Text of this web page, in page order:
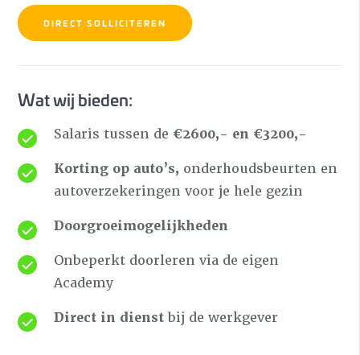
DIRECT SOLLICITEREN
Wat wij bieden:
Salaris tussen de €2600,- en €3200,-
Korting op auto’s, onderhoudsbeurten en
autoverzekeringen voor je hele gezin
Doorgroeimogelijkheden
Onbeperkt doorleren via de eigen
Academy
Direct in dienstbij de werkgever